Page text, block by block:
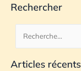
Rechercher
c
Articles récents